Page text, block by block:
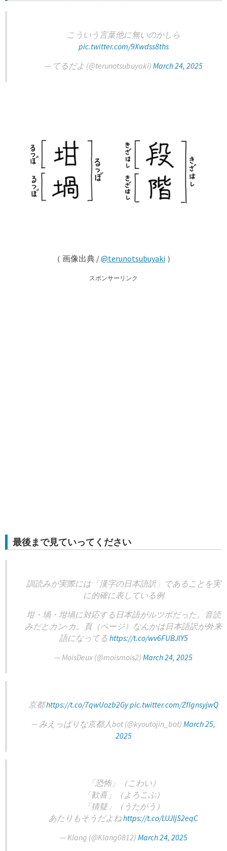
こういう言葉他に無いのかしら
pic.twitter.com/9Xwdss8ths
— てるだよ (@terunotsubuyaki) March 24, 2025
（ 画像出典 /@terunotsubuyaki ）
スポンサーリンク
最後まで見ていってください
訓読みが実際には「漢字の日本語訳」であることを実
に的確に表している例
坩・堝・坩堝に対応する日本語がルツボだった。音読
みだとカン-カ。頁（ページ）なんかは日本語訳が外来
語になってる https://t.co/wv6FUBJlY5
— MoisDeux (@moismois2) March 24, 2025
京都https://t.co/7qwUozb2Gypic.twitter.com/ZfIgnsyjwQ
— みえっぱりな京都人bot (@kyoutojin_bot) March 25,
2025
「恐怖」（こわい）
「歓喜」（よろこぶ）
「猜疑」（うたがう）
あたりもそうだよねhttps://t.co/LUJljS2eqC
— Klang (@Klang0812) March 24, 2025